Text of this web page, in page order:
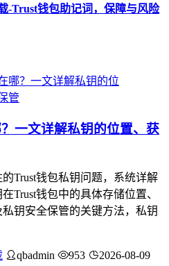
-Trust钱包助记词，保障与风险
一文详解私钥的位置、获
Trust钱包私钥问题，系统详解
Trust钱包中的具体存储位置、
钥安全保管的关键方法，私钥
qbadmin 953 2026-08-09